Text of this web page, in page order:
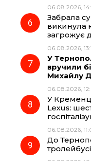
06.08.2026,
Забрала
викинула
загрожує
06.08.2026,
У
вручили
Михайлу
06.08.2026,
У
Lexus:
06.08.2026,
До